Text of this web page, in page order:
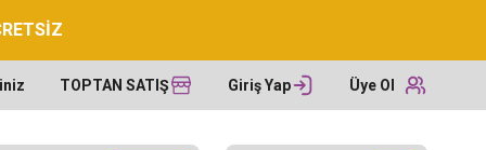
TOPTAN SATIŞ Giriş Yap Üye Ol